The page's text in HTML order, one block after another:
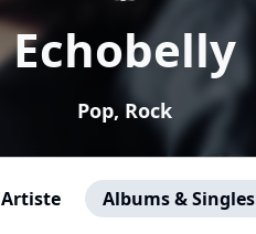
Echobelly
Pop, Rock
Artiste Albums & Singles